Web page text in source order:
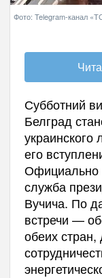
Фото: Telegram-канал
Субботний
Белград
его
Официально
служба
Вучича. По
встречи —
обеих стран,